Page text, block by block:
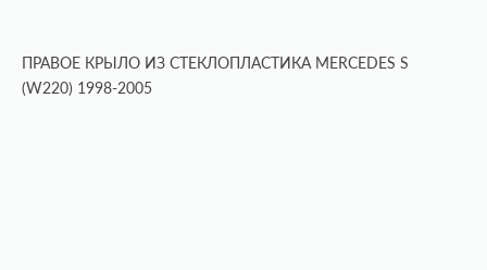
ПРАВОЕ КРЫЛО ИЗ СТЕКЛОПЛАСТИКА MERCEDES S
(W220) 1998-2005